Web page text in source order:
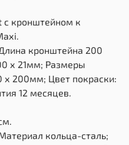
c кронштейном к
кронштейна 200
х 21мм; Размеры
200мм; Цвет покраски:
12 месяцев.
кольца-сталь;